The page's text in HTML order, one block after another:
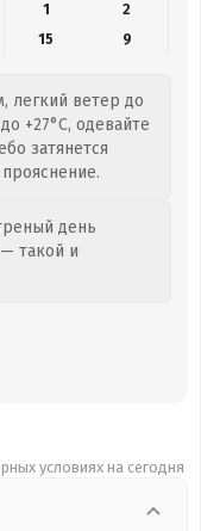
1
2
15 9
легкий ветер до
+27°C, одевайте
затянется
день
такой и
условиях на сегодня